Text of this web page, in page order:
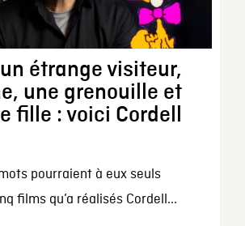
étrange visiteur,
une grenouille et
fille : voici Cordell
pourraient à eux seuls
films qu’a réalisés Cordell...